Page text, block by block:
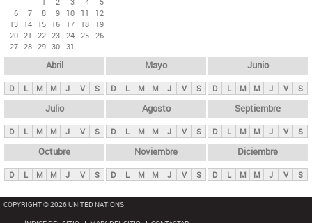
n
i
p
a
l
s
6
7 8 9 10 11
12
13 14 15 16 17 18
19
20 21 22 23 24 25 26
27 28 29 30 31
Abril
D L M M J V S
Mayo
D L M M J V S
Junio
D L M M J V S
Julio
D L M M J V S
Agosto
D L M M J V S
Septiembre
D L M M J V S
Octubre
D L M M J V S
Noviembre
D L M M J V S
Diciembre
D L M M J V S
COPYRIGHT © 2026 UNITED NATIONS